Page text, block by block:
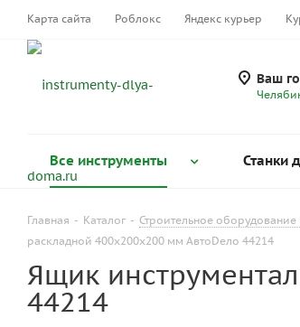
Карта сайта Роблокс Яндекс курьер
Ваш
Все инструменты Станки
Главная - Каталог - Строительное
раскладной 400x200x200 мм АвтоDело 44214
Ящик
44214